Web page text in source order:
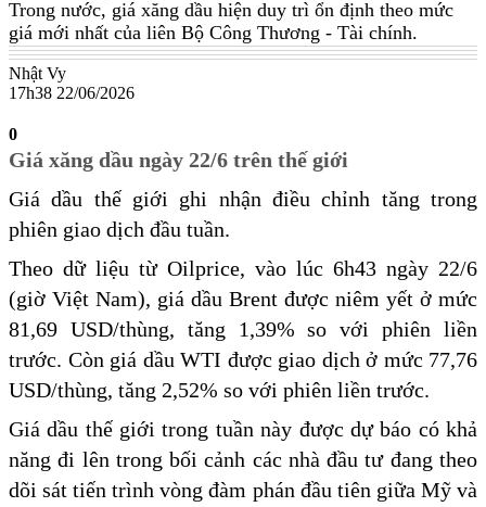
Trong nước, giá xăng dầu hiện duy trì ổn định theo mức
giá mới nhất của liên Bộ Công Thương - Tài chính.
Nhật Vy
17h38 22/06/2026
0
Giá xăng dầu ngày 22/6 trên thế giới
Giá dầu thế giới ghi nhận điều chỉnh tăng trong
phiên giao dịch đầu tuần.
Theo dữ liệu từ Oilprice, vào lúc 6h43 ngày 22/6
(giờ Việt Nam), giá dầu Brent được niêm yết ở mức
81,69 USD/thùng, tăng 1,39% so với phiên liền
trước. Còn giá dầu WTI được giao dịch ở mức 77,76
USD/thùng, tăng 2,52% so với phiên liền trước.
Giá dầu thế giới trong tuần này được dự báo có khả
năng đi lên trong bối cảnh các nhà đầu tư đang theo
dõi sát tiến trình vòng đàm phán đầu tiên giữa Mỹ và